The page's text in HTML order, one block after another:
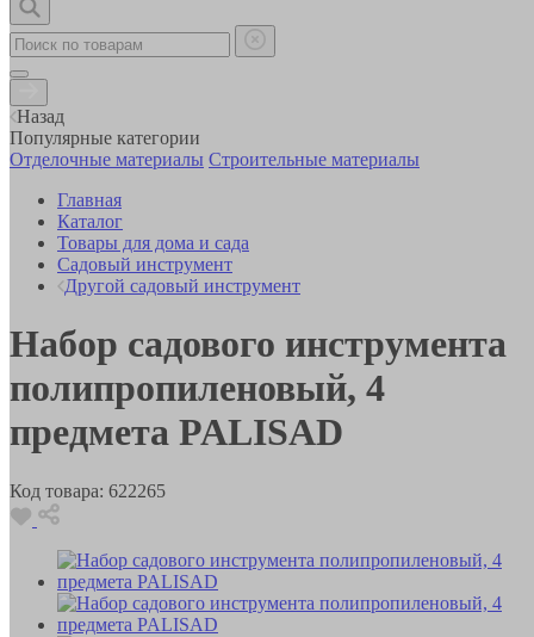
Назад
Популярные категории
Отделочные материалы Строительные материалы
Главная
Каталог
Товары для дома и сада
Садовый инструмент
Другой садовый инструмент
Набор садового инструмента
полипропиленовый, 4
предмета PALISAD
Код товара: 622265